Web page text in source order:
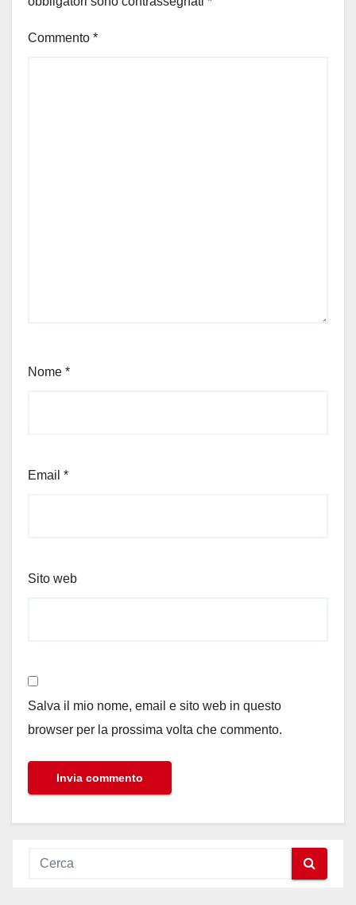
Commento *
Nome *
Email *
Sito web
Salva il mio nome, email e sito web in questo
browser per la prossima volta che commento.